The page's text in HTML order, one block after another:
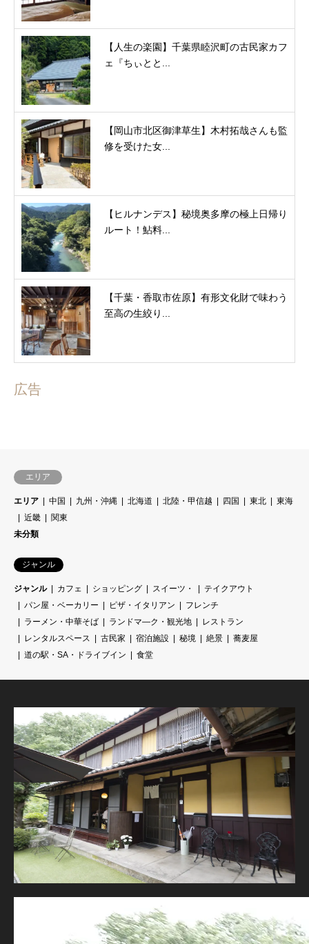
【人生の楽園】千葉県睦沢町の古民家カフ
ェ『ちぃとと...
【岡山市北区御津草生】木村拓哉さんも監
修を受けた女...
【ヒルナンデス】秘境奥多摩の極上日帰り
ルート！鮎料...
【千葉・香取市佐原】有形文化財で味わう
至高の生絞り...
広告
エリア
エリア 中国 九州・沖縄 北海道 北陸・甲信越 四国 東北
東海
近畿
関東
未分類
ジャンル
ジャンル カフェ ショッピング スイーツ・
テイクアウト
パン屋・ベーカリー
ピザ・イタリアン
フレンチ
ラーメン・中華そば
ランドマ―ク・観光地
レストラン
レンタルスペース
古民家 宿泊施設 秘境 絶景
蕎麦屋
道の駅・SA・ドライブイン
食堂